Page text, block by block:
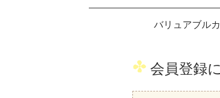
バリュアブル
会員登録